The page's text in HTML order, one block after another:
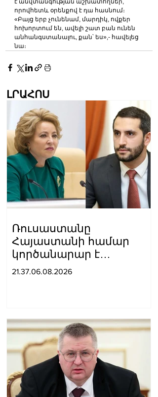
է անվտանգության աշխատողներ,
որովհետև օրենքով է դա հասնում։
«Բայց երբ չունենամ, մարդիկ, ովքեր
հոխորտում են, ավելի շատ բան ունեն
անհանգստանալու, քան՝ ես»,- հավելեց
նա։
ԼՐԱՀՈՍ
Ռուսաստանը
Հայաստանի համար
կործանարար է
համարում
Վալենտինա
Մատվիենկոն՝
Ռուբինյանին
21.37.06.08.2026